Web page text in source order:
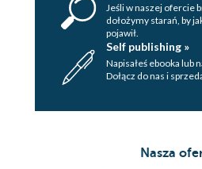
Jeśli w naszej ofercie
dołożymy starań, by
pojawił.
Self publishing »
Napisałeś ebooka lub
Dołącz do nas i
Nasza